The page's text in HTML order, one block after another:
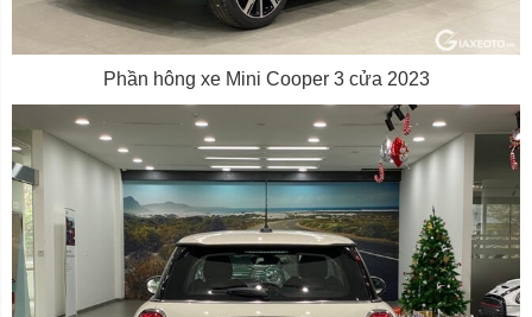
Phần hông xe Mini Cooper 3 cửa 2023